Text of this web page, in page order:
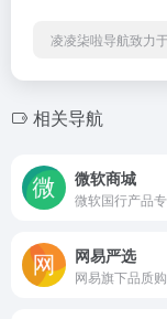
凌凌柒啦导航致力
相关导航
微软商城
微软国行产品
网易严选
网易旗下品质